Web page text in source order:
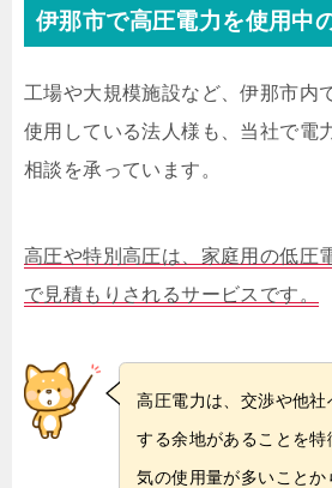
伊那市で高圧電力を使用中
工場や大規模施設など、伊那市内
使用している法人様も、当社で電
相談を承っています。
高圧や特別高圧は、家庭用の低圧
で見積もりされるサービスです。
高圧電力は、交渉や他社
する余地があることを
気の使用量が多いことか